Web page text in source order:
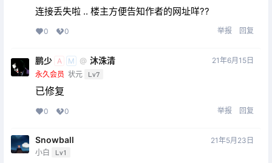
连接丢失啦 .. 楼主方便告知作者的网址咩??
0 0 举报 回复
鹏少 A M @ 沐洙清
永久会员 状元 Lv7
21年6月15日
已修复
0 0 举报 回复
Snowball
小白 Lv1
21年5月23日